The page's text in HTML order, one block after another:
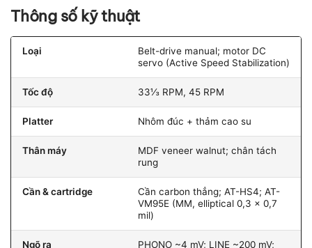
Thông số kỹ thuật
Loại
Belt-drive manual; motor DC
servo (Active Speed Stabilization)
Tốc độ 33⅓ RPM, 45 RPM
Platter Nhôm đúc + thảm cao su
Thân máy
MDF veneer walnut; chân tách
rung
Cần & cartridge
Cần carbon thẳng; AT-HS4; AT-
VM95E (MM, elliptical 0,3 × 0,7
mil)
Ngõ ra PHONO ~4 mV; LINE ~200 mV;